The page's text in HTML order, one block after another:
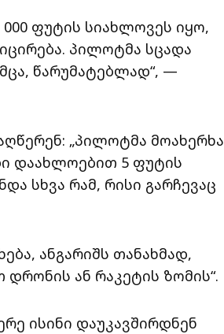
ფუტის სიახლოვეს იყო,
პილოტმა სცადა
წარუმატებლად“, —
„პილოტმა მოახერხა
დაახლოებით 5 ფუტის
სხვა რამ, რისი გარჩევაც
ანგარიშს თანახმად,
ან რაკეტის ზომის“.
ისინი დაუკავშირდნენ